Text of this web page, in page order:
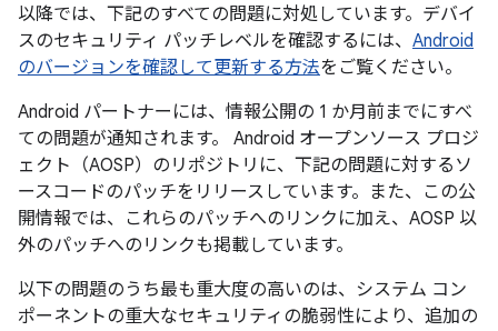
以降では、下記のすべての問題に対処しています。デバイ
スのセキュリティ パッチレベルを確認するには、 Android
のバージョンを確認して更新する方法をご覧ください。
Android パートナーには、情報公開の 1 か月前までにすべ
ての問題が通知されます。 Android オープンソース プロジ
ェクト（AOSP）のリポジトリに、下記の問題に対するソ
ースコードのパッチをリリースしています。また、この公
開情報では、これらのパッチへのリンクに加え、AOSP 以
外のパッチへのリンクも掲載しています。
以下の問題のうち最も重大度の高いのは、システム コン
ポーネントの重大なセキュリティの脆弱性により、追加の